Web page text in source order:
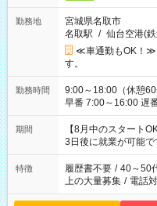
勤務地
宮城県名取市
名取駅 / 仙台空港(
≪車通勤もOK！≫
す。
勤務時間
9:00～18:00（休憩60分） ■ご希望があれば下記シフ
早番 7:00～16:00 遅番
と休みを合わせたい
「できれば残業はし
ね。 ※Wワーク希望の方へ 今ご覧のお仕事で希望する勤務時間
と、もう1つのお仕
合は応募できません
期間
【8月中のスタート
3日後に就業が可能で
特徴 履歴書不要 / 40～50
上の大量募集 / 電話